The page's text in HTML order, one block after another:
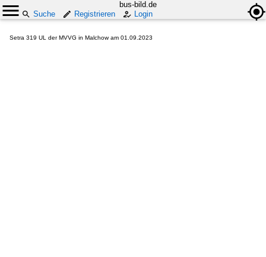
bus-bild.de
Suche
Registrieren Login
Setra 319 UL der MVVG in Malchow am 01.09.2023